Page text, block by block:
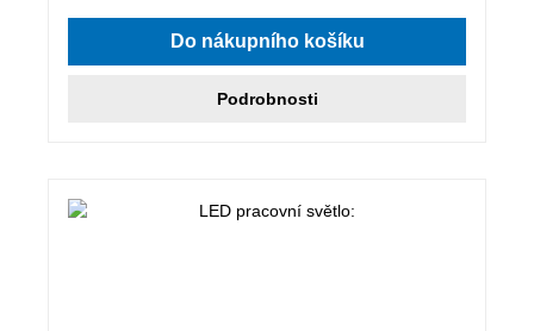
Do nákupního košíku
Podrobnosti